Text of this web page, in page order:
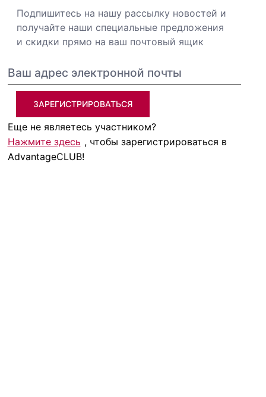
Подпишитесь на нашу рассылку новостей и
получайте наши специальные предложения
и скидки прямо на ваш почтовый ящик
ЗАРЕГИСТРИРОВАТЬСЯ
Еще не являетесь участником?
Нажмите здесь , чтобы зарегистрироваться в
AdvantageCLUB!